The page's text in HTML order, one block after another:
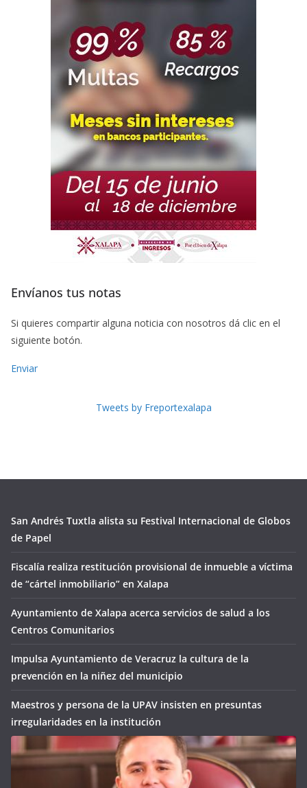
Envíanos tus notas
Si quieres compartir alguna noticia con nosotros dá clic en el
siguiente botón.
Enviar
Tweets by Freportexalapa
San Andrés Tuxtla alista su Festival Internacional de Globos
de Papel
Fiscalía realiza restitución provisional de inmueble a víctima
de “cártel inmobiliario” en Xalapa
Ayuntamiento de Xalapa acerca servicios de salud a los
Centros Comunitarios
Impulsa Ayuntamiento de Veracruz la cultura de la
prevención en la niñez del municipio
Maestros y persona de la UPAV insisten en presuntas
irregularidades en la institución